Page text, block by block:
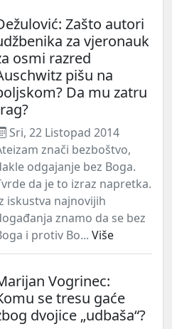
Zašto autori
za vjeronauk
osmi razred
pišu na
Da mu zatru
Sri, 22 Listopad 2014
znači bezboštvo,
odgajanje bez Boga.
da je to izraz napretka.
iskustva najnovijih
znamo da se bez
i protiv Bo... Više
Vogrinec:
se tresu gaće
dvojice „udbaša“?